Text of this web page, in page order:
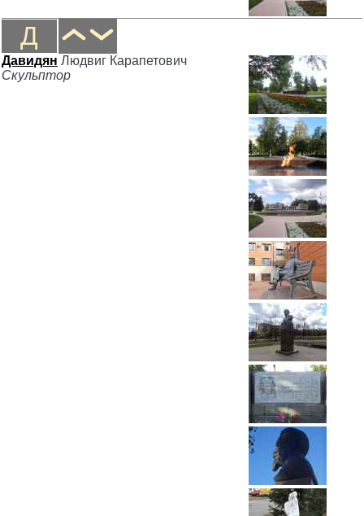
Д
Давидян Людвиг Карапетович
Скульптор